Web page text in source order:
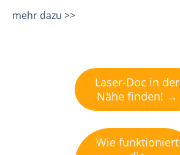
mehr dazu >>
Laser-Doc in der
Nähe finden! →
Wie funktioniert